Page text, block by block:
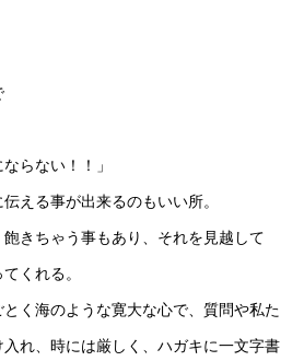
らない！！」
える事が出来るのもいい所。
きちゃう事もあり、それを見越して
くれる。
く海のような寛大な心で、質問や私た
れ、時には厳しく、ハガキに一文字書